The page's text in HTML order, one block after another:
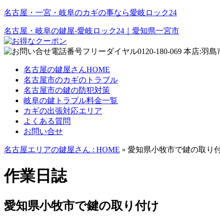
名古屋・一宮・岐阜のカギの事なら愛岐ロック24
名古屋・岐阜の鍵屋‐愛岐ロック24｜愛知県一宮市
名古屋の鍵屋さんHOME
名古屋市のカギのトラブル
名古屋市の鍵の防犯対策
岐阜の鍵トラブル料金一覧
カギの出張対応エリア
よくある質問
お問い合せ
名古屋エリアの鍵屋さん : HOME » 愛知県小牧市で鍵の取り
作業日誌
愛知県小牧市で鍵の取り付け